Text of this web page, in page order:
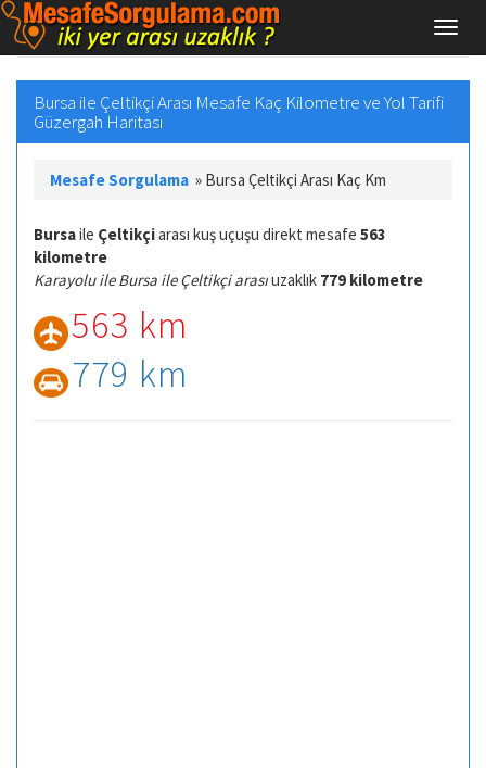
Bursa ile Çeltikçi Arası Mesafe Kaç Kilometre ve Yol Tarifi
Güzergah Haritası
Mesafe Sorgulama » Bursa Çeltikçi Arası Kaç Km
Bursaile Çeltikçiarası kuş uçuşu direkt mesafe 563
kilometre
Karayolu ile Bursa ile Çeltikçi arasıuzaklık 779 kilometre
563 km
779 km